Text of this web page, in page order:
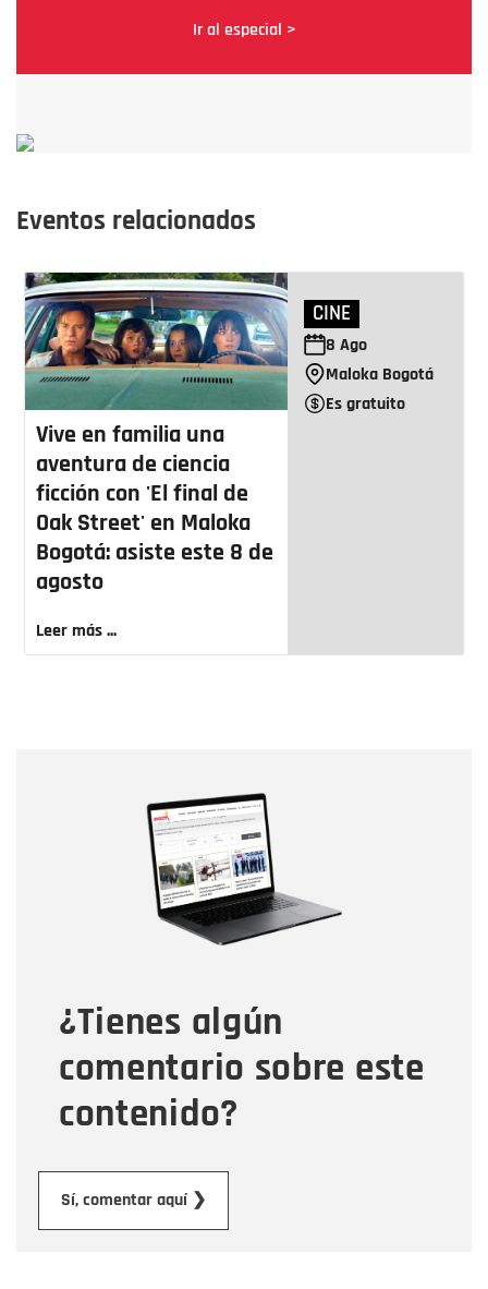
Ir al especial >
Eventos relacionados
Vive en familia una
aventura de ciencia
ficción con 'El final de
Oak Street' en Maloka
Bogotá: asiste este 8 de
agosto
Leer más ...
CINE
8 Ago
Maloka Bogotá
Es gratuito
¿Tienes algún
comentario sobre este
contenido?
Sí, comentar aquí ❯
Correo electrónico
Tipo de comentario
Mensaje